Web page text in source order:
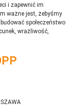
i zapewnić im
ważne jest, żebyśmy
społeczeństwo
wrażliwość,